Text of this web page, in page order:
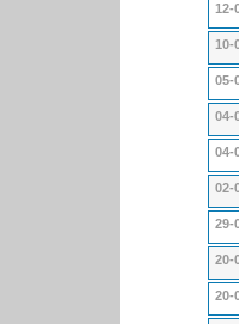
12-
10-
05-
04-
04-
02-
29-
20-
20-